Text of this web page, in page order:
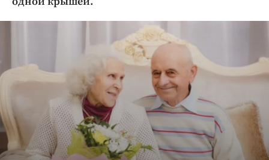
Праздники
Происшествия
Спорт
Экономика и бизнес
ПРОЕКТЫ